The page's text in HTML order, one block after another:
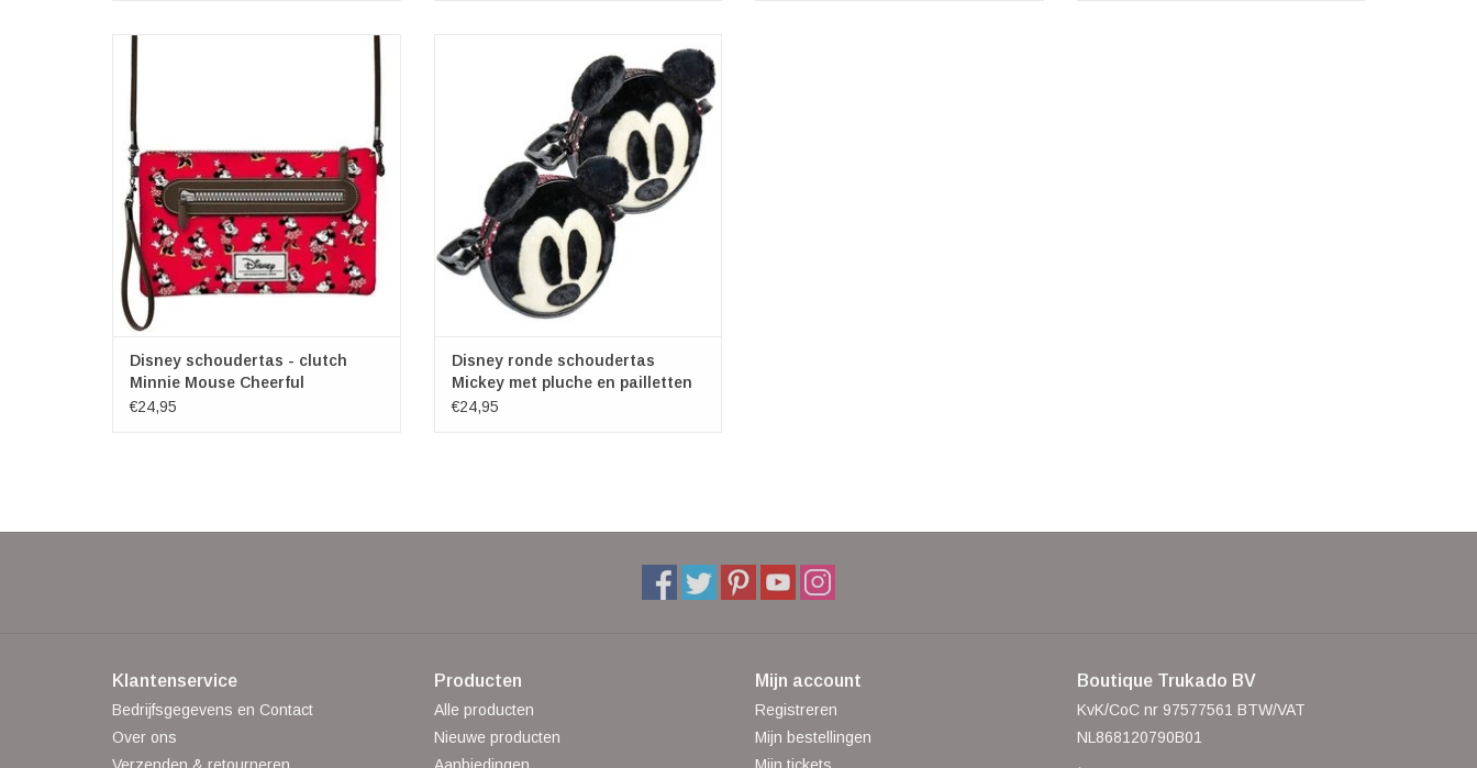
Cheerful. Ruim assortiment Disney tassen
TOEVOEGEN AAN WINKELWAGEN
Disney schoudertas - clutch
Minnie Mouse Cheerful
€24,95
Walt Disney kwam op het idee van het
personage Mickey Mouse door een muis die
hij in zijn kantoor in Kansas City zag.
Aanvankelijk zou het personage de naam
Mortimer Mouse krijgen, maar Disneys
vrouw Lillian Marie Bounds vond die naam
te serieus en niet r
TOEVOEGEN AAN WINKELWAGEN
Disney ronde schoudertas
Mickey met pluche en pailletten
€24,95
Klantenservice
Bedrijfsgegevens en Contact
Over ons
Producten
Alle producten
Nieuwe producten
Mijn account
Registreren
Mijn bestellingen
Boutique Trukado BV
KvK/CoC nr 97577561 BTW/VAT
NL868120790B01